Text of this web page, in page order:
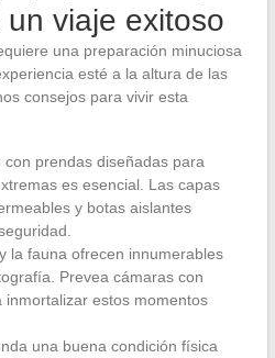
viaje exitoso
una preparación minuciosa
esté a la altura de las
consejos para vivir esta
prendas diseñadas para
es esencial. Las capas
y botas aislantes
la fauna ofrecen innumerables
Prevea cámaras con
estos momentos
una buena condición física